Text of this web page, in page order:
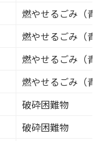
燃やせるごみ（青
燃やせるごみ（青
燃やせるごみ（青
燃やせるごみ（青
破砕困難物
破砕困難物